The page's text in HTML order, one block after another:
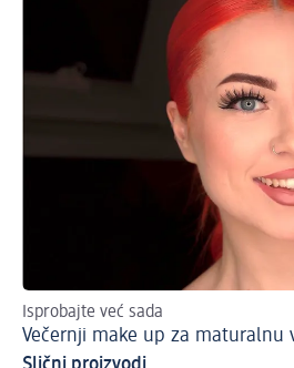
Isprobajte već sada
Večernji make up za maturalnu